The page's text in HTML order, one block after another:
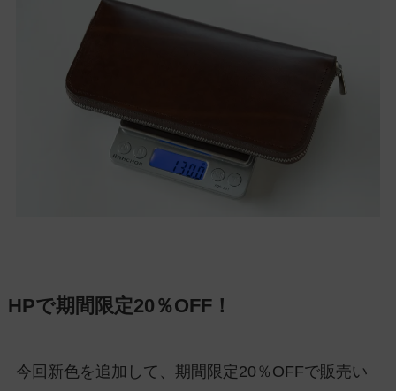
HPで期間限定20％OFF！
今回新色を追加して、期間限定20％OFFで販売い